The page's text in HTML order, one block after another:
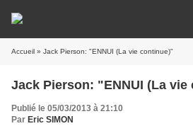
Accueil » Jack Pierson: "ENNUI (La vie continue)"
Jack Pierson: "ENNUI (La vie
Publié le 05/03/2013 à 21:10
Par Eric SIMON